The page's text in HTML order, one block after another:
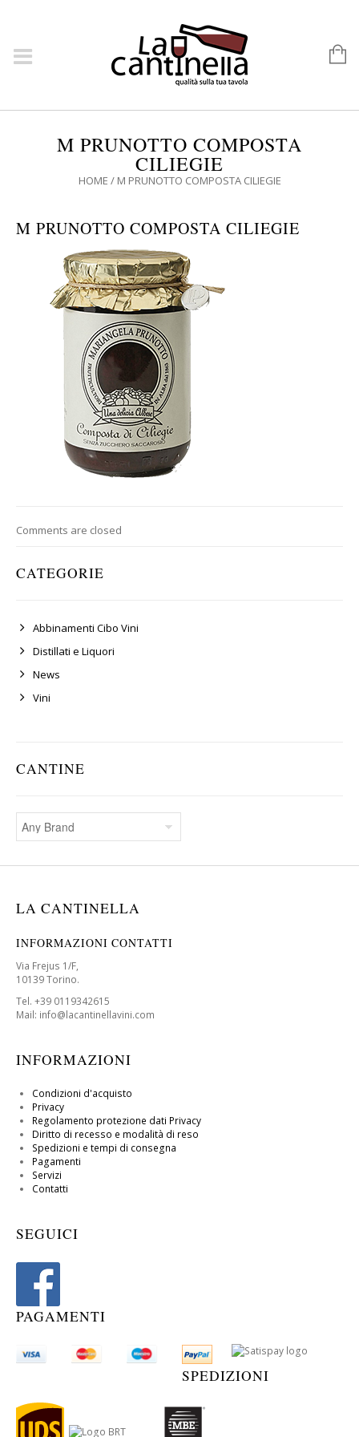
M PRUNOTTO COMPOSTA
CILIEGIE
HOME / M PRUNOTTO COMPOSTA CILIEGIE
M PRUNOTTO COMPOSTA CILIEGIE
Comments are closed
CATEGORIE
Abbinamenti Cibo Vini
Distillati e Liquori
News
Vini
CANTINE
LA CANTINELLA
INFORMAZIONI CONTATTI
Via Frejus 1/F,
10139 Torino.
Tel. +39 0119342615
Mail: info@lacantinellavini.com
INFORMAZIONI
Condizioni d'acquisto
Privacy
Regolamento protezione dati Privacy
Diritto di recesso e modalità di reso
Spedizioni e tempi di consegna
Pagamenti
Servizi
Contatti
SEGUICI
PAGAMENTI
SPEDIZIONI